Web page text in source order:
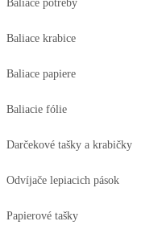
Baliace potreby
Baliace krabice
Baliace papiere
Baliacie fólie
Darčekové tašky a krabičky
Odvíjače lepiacich pások
Papierové tašky